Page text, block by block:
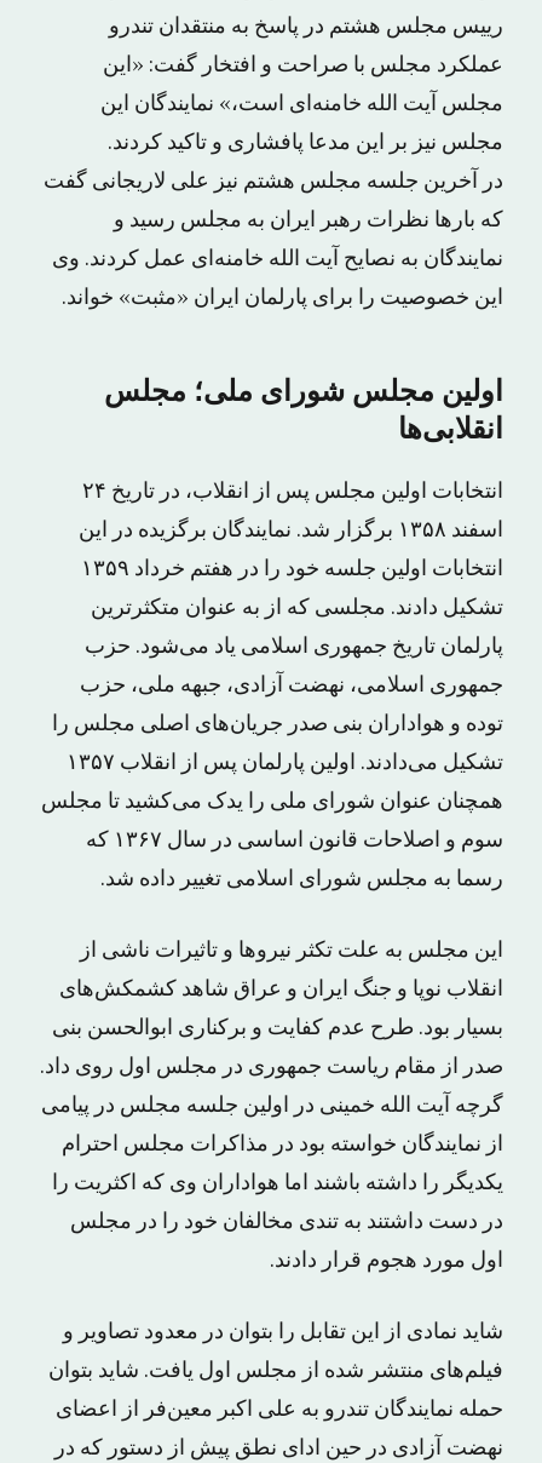
رییس مجلس هشتم در پاسخ به منتقدان تندرو
عملکرد مجلس با صراحت و افتخار گفت: «این
مجلس آیت الله خامنه‌ای است،» نمایندگان این
مجلس نیز بر این مدعا پافشاری و تاکید کردند.
در آخرین جلسه مجلس هشتم نیز علی لاریجانی گفت
که بار‌ها نظرات رهبر ایران به مجلس رسید و
نمایندگان به نصایح آیت الله خامنه‌ای عمل کردند. وی
این خصوصیت را برای پارلمان ایران «مثبت» خواند.
اولین مجلس شورای ملی؛ مجلس
انقلابی‌ها
انتخابات اولین مجلس پس از انقلاب، در تاریخ ۲۴
اسفند ۱۳۵۸ برگزار شد. نمایندگان برگزیده در این
انتخابات اولین جلسه خود را در هفتم خرداد ۱۳۵۹
تشکیل دادند. مجلسی که از به عنوان متکثر‌ترین
پارلمان تاریخ جمهوری اسلامی یاد می‌شود. حزب
جمهوری اسلامی، نهضت آزادی، جبهه ملی، حزب
توده و هواداران بنی صدر جریان‌های اصلی مجلس را
تشکیل می‌دادند. اولین پارلمان پس از انقلاب ۱۳۵۷
همچنان عنوان شورای ملی را یدک می‌کشید تا مجلس
سوم و اصلاحات قانون اساسی در سال ۱۳۶۷ که
رسما به مجلس شورای اسلامی تغییر داده شد.
این مجلس به علت تکثر نیروها و تاثیرات ناشی از
انقلاب نوپا و جنگ ایران و عراق شاهد کشمکش‌های
بسیار بود. طرح عدم کفایت و برکناری ابوالحسن بنی
صدر از مقام ریاست جمهوری در مجلس اول روی داد.
گرچه آیت الله خمینی در اولین جلسه‌ مجلس در پیامی
از نمایندگان خواسته بود در مذاکرات مجلس احترام
یکدیگر را داشته باشند اما هواداران وی که اکثریت را
در دست داشتند به تندی مخالفان خود را در مجلس
اول مورد هجوم قرار دادند.
شاید نمادی از این تقابل را بتوان در معدود تصاویر و
فیلم‌های منتشر شده از مجلس اول یافت. شاید بتوان
حمله نمایندگان تندرو به علی اکبر معین‌فر از اعضای
نهضت آزادی در حین ادای نطق پیش از دستور که در